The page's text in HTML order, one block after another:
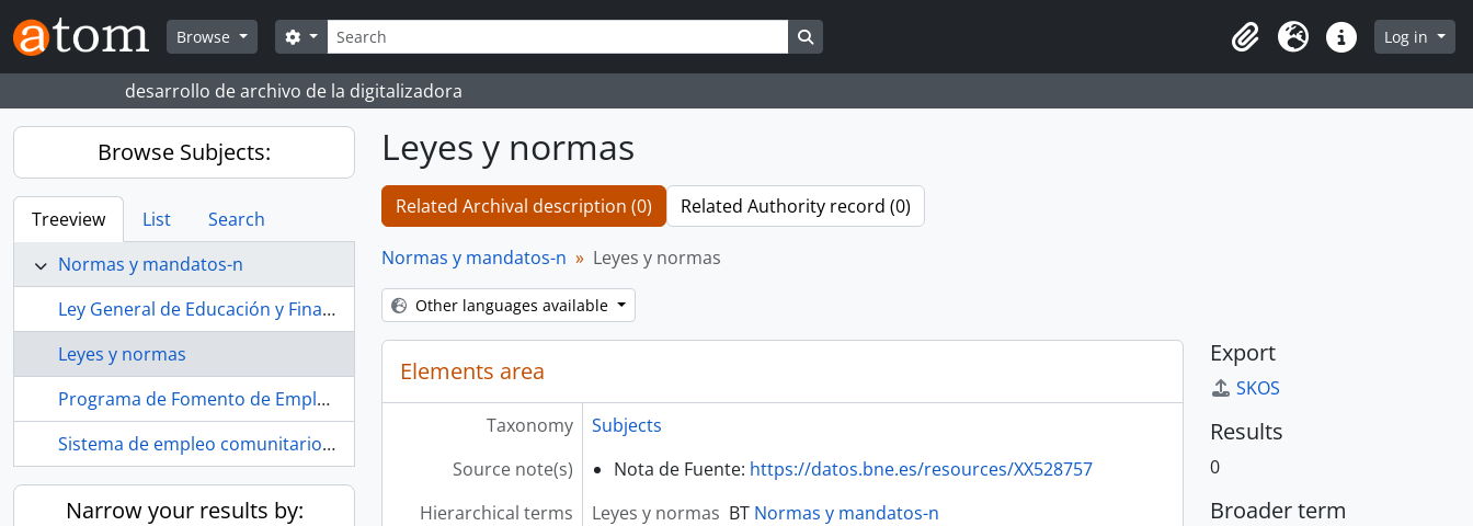
Skip to main content
Browse
Search
Search options
ClipboardLanguageQuick linksLog in
desarrollo de archivo de la digitalizadora
Browse Subjects:
Treeview List
Search
Normas y mandatos-n
Ley General de Educación y Financiamiento de la Reforma Educativa (España, 1970)
Leyes y normas
Programa de Fomento de Empleo Agrario (España, 1986-)
Sistema de empleo comunitario (España, 1971-1983)
Narrow your results by:
Leyes y normas
Related Archival description (0) Related Authority record (0)
Normas y mandatos-n Leyes y normas
Other languages available
Elements area
Taxonomy
Subjects
Source note(s)
Nota de Fuente: https://datos.bne.es/resources/XX528757
Hierarchical terms
Leyes y normas BT Normas y mandatos-n
Export
SKOS
Results
0
Broader term